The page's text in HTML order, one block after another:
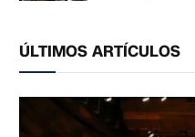
ÚLTIMOS ARTÍCULOS